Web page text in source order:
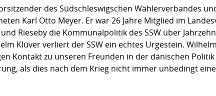
des Südschleswigschen Wählerverbandes
Karl Otto Meyer. Er war 26 Jahre Mitglied im
Rieseby die Kommunalpolitik des SSW über
Klüver verliert der SSW ein echtes Urgestein.
Kontakt zu unseren Freunden in der dänischen
als dies nach dem Krieg nicht immer unbedingt